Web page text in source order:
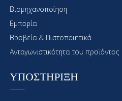
Βιομηχανοποίηση
Εμπορία
Βραβεία & Πιστοποιητικά
Ανταγωνιστικότητα του προϊόντος
ΥΠΟΣΤΗΡΙΞΗ